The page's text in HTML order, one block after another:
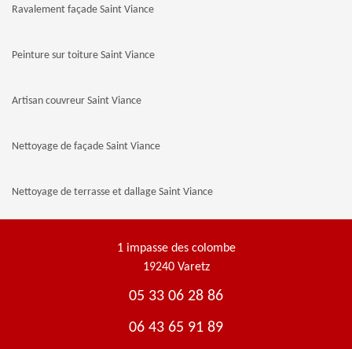
Ravalement façade Saint Viance
Peinture sur toiture Saint Viance
Artisan couvreur Saint Viance
Nettoyage de façade Saint Viance
Nettoyage de terrasse et dallage Saint Viance
1 impasse des colombe
19240 Varetz
05 33 06 28 86
06 43 65 91 89